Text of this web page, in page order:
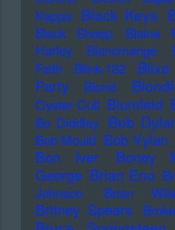
Kappa Black Keys
Black Sheep Blaine
Harley
Blancmange
Faith
Blink-182
Party
Blond
Oyster Cult Blumfeld
Bo Diddley Bob
Bob Mould Bob Vylan
Bon Iver Boney
George Brian Eno
Johnson
Brian
Britney Spears